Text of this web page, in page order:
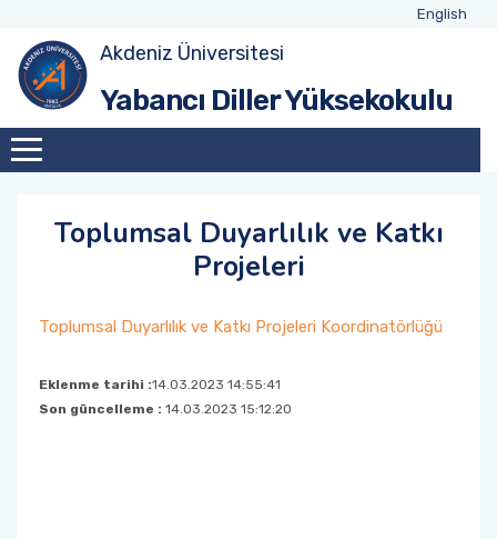
English
Akdeniz Üniversitesi
Yabancı Diller Yüksekokulu
Toplumsal Duyarlılık ve Katkı
Projeleri
Toplumsal Duyarlılık ve Katkı Projeleri Koordinatörlüğü
Eklenme tarihi :14.03.2023 14:55:41
Son güncelleme : 14.03.2023 15:12:20
Yüksekokulumuz Hakkında
Komisyonlar
Yönetim ve İdari Personel
Akademik Personel
YDYO Takvimi
Hazırlık Sınıfı Sınav Takvimi
Hazırlık Ders Programları